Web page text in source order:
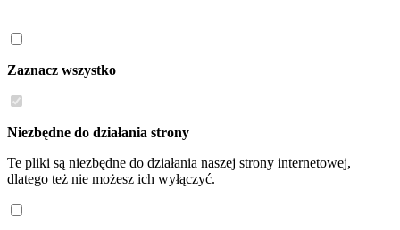
Zaznacz wszystko
Niezbędne do działania strony
Te pliki są niezbędne do działania naszej strony internetowej,
dlatego też nie możesz ich wyłączyć.